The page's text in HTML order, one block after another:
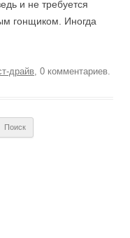
и не требуется
гонщиком. Иногда
драйв , 0 комментариев.